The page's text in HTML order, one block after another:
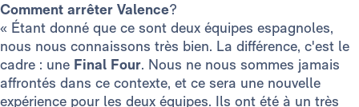
Comment arrêter Valence?
« Étant donné que ce sont deux équipes espagnoles,
nous nous connaissons très bien. La différence, c'est le
cadre : une Final Four. Nous ne nous sommes jamais
affrontés dans ce contexte, et ce sera une nouvelle
expérience pour les deux équipes. Ils ont été à un très